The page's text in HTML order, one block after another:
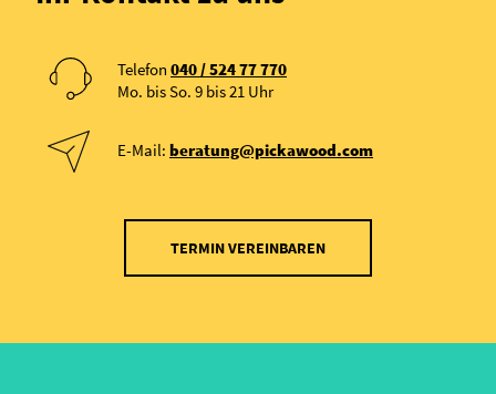
Telefon 040 / 524 77 770
Mo. bis So. 9 bis 21 Uhr
E-Mail: beratung@pickawood.com
TERMIN VEREINBAREN